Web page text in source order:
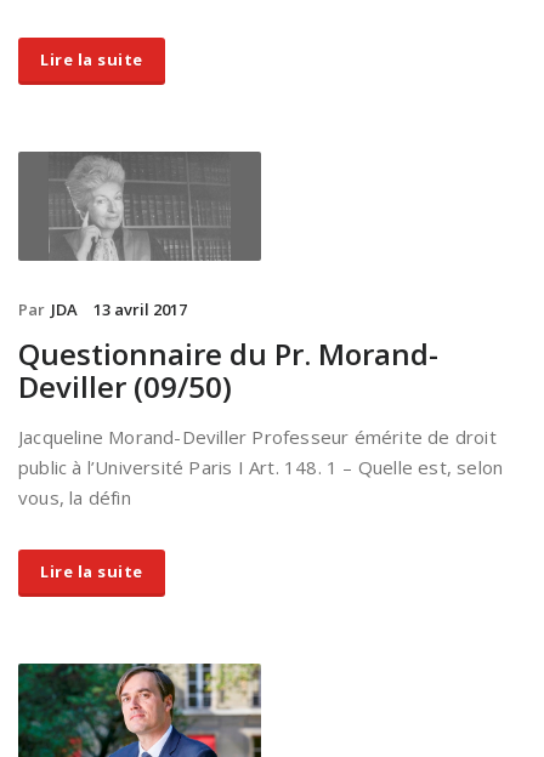
Lire la suite
Par JDA 13 avril 2017
Questionnaire du Pr. Morand-
Deviller (09/50)
Jacqueline Morand-Deviller Professeur émérite de droit
public à l’Université Paris I Art. 148. 1 – Quelle est, selon
vous, la défin
Lire la suite